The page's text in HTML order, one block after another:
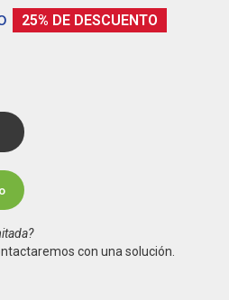
25% DE DESCUENTO
con una solución.